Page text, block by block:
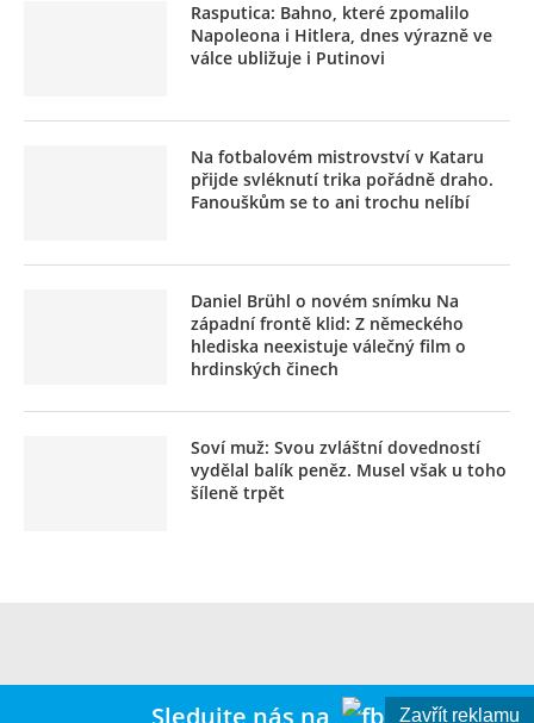
Rasputica: Bahno, které zpomalilo
Napoleona i Hitlera, dnes výrazně ve
válce ubližuje i Putinovi
Na fotbalovém mistrovství v Kataru
přijde svléknutí trika pořádně draho.
Fanouškům se to ani trochu nelíbí
Daniel Brühl o novém snímku Na
západní frontě klid: Z německého
hlediska neexistuje válečný film o
hrdinských činech
Soví muž: Svou zvláštní dovedností
vydělal balík peněz. Musel však u toho
šíleně trpět
Zavřít reklamu